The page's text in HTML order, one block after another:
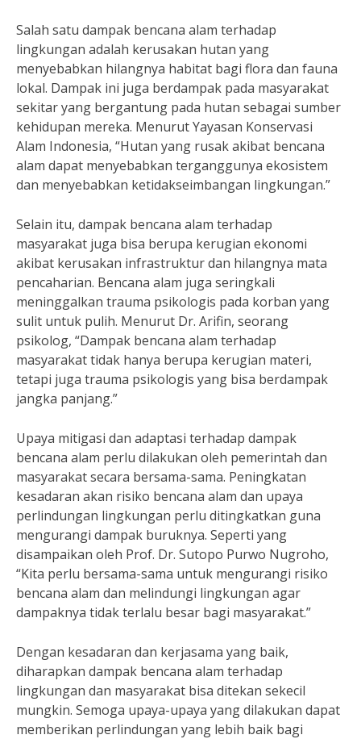
Salah satu dampak bencana alam terhadap
lingkungan adalah kerusakan hutan yang
menyebabkan hilangnya habitat bagi flora dan fauna
lokal. Dampak ini juga berdampak pada masyarakat
sekitar yang bergantung pada hutan sebagai sumber
kehidupan mereka. Menurut Yayasan Konservasi
Alam Indonesia, “Hutan yang rusak akibat bencana
alam dapat menyebabkan terganggunya ekosistem
dan menyebabkan ketidakseimbangan lingkungan.”
Selain itu, dampak bencana alam terhadap
masyarakat juga bisa berupa kerugian ekonomi
akibat kerusakan infrastruktur dan hilangnya mata
pencaharian. Bencana alam juga seringkali
meninggalkan trauma psikologis pada korban yang
sulit untuk pulih. Menurut Dr. Arifin, seorang
psikolog, “Dampak bencana alam terhadap
masyarakat tidak hanya berupa kerugian materi,
tetapi juga trauma psikologis yang bisa berdampak
jangka panjang.”
Upaya mitigasi dan adaptasi terhadap dampak
bencana alam perlu dilakukan oleh pemerintah dan
masyarakat secara bersama-sama. Peningkatan
kesadaran akan risiko bencana alam dan upaya
perlindungan lingkungan perlu ditingkatkan guna
mengurangi dampak buruknya. Seperti yang
disampaikan oleh Prof. Dr. Sutopo Purwo Nugroho,
“Kita perlu bersama-sama untuk mengurangi risiko
bencana alam dan melindungi lingkungan agar
dampaknya tidak terlalu besar bagi masyarakat.”
Dengan kesadaran dan kerjasama yang baik,
diharapkan dampak bencana alam terhadap
lingkungan dan masyarakat bisa ditekan sekecil
mungkin. Semoga upaya-upaya yang dilakukan dapat
memberikan perlindungan yang lebih baik bagi